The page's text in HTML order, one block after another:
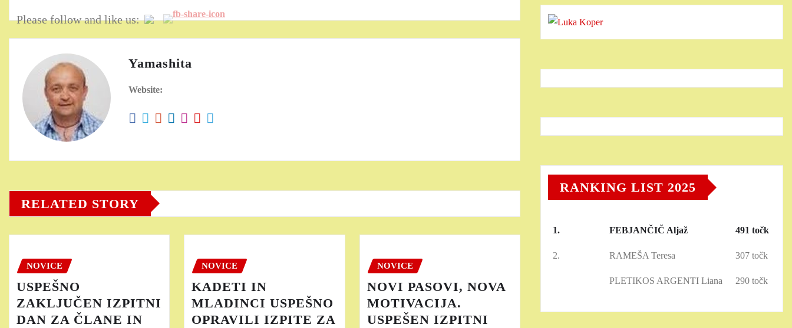
Please follow and like us:
Yamashita
Website:
RELATED STORY
NOVICE
USPEŠNO
ZAKLJUČEN IZPITNI
DAN ZA ČLANE IN
NOVICE
KADETI IN
MLADINCI USPEŠNO
OPRAVILI IZPITE ZA
NOVICE
NOVI PASOVI, NOVA
MOTIVACIJA.
USPEŠEN IZPITNI
RANKING LIST 2025
1. FEBJANČIČ Aljaž 491 točk
2. RAMEŠA Teresa 307 točk
PLETIKOS ARGENTI Liana 290 točk